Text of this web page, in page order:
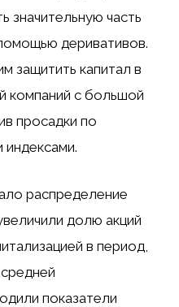
значительную часть
деривативов.
защитить капитал в
компаний с большой
просадки по
распределение
долю акций
в период,
показатели